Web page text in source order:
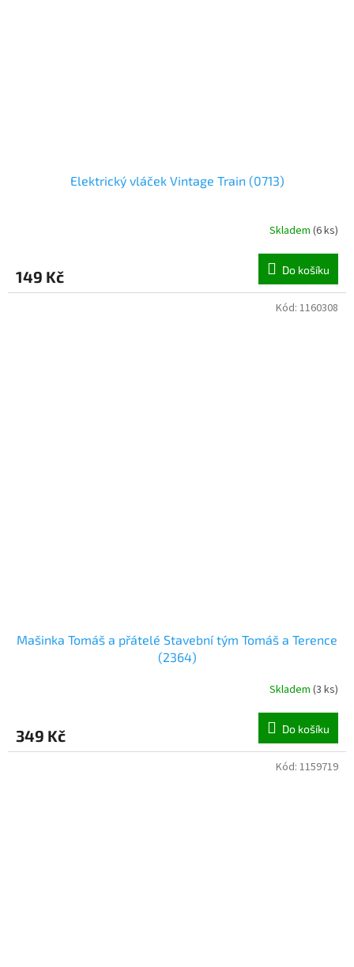
Elektrický vláček Vintage Train (0713)
Skladem (6 ks)
149 Kč Do košíku
Mašinka Tomáš a přátelé Stavební tým Tomáš a Terence
(2364)
Skladem (3 ks)
349 Kč Do košíku
Kód: 1160308
Kód: 1159719